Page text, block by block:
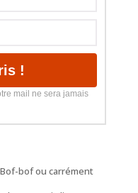
mail ne sera jamais
bof ou carrément